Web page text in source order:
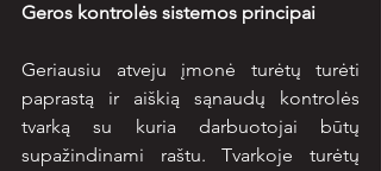
Geros kontrolės sistemos principai
Geriausiu atveju įmonė turėtų turėti
paprastą ir aiškią sąnaudų kontrolės
tvarką su kuria darbuotojai būtų
supažindinami raštu. Tvarkoje turėtų